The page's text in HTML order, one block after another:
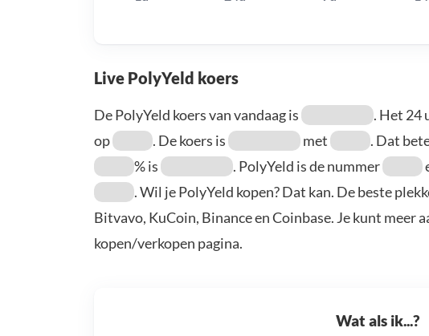
Live PolyYeld koers
De PolyYeld koers van vandaag is
. Het 24
op
. De koers is met
. Dat
% is
. PolyYeld is de nummer
. Wil je PolyYeld kopen? Dat kan. De beste
Bitvavo, KuCoin, Binance en Coinbase. Je kunt meer
kopen/verkopen pagina.
Wat als ik...?